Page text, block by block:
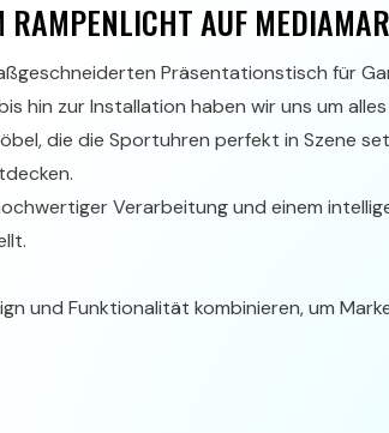
AUF
Präsentationstisch für
hin zur Installation haben wir uns um
die die Sportuhren perfekt in Szene
Verarbeitung und einem
und Funktionalität kombinieren, um